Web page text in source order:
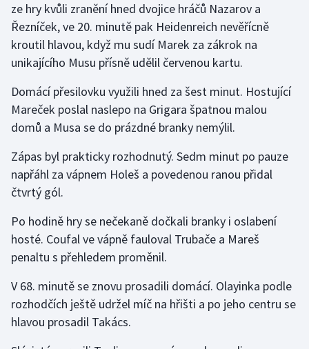
Sportovní střelba
Stolní tenis
Triatlon
Veslování
Vodní slalom
Volejbal
Ostatní
ze hry kvůli zranění hned dvojice hráčů Nazarov a
Řezníček, ve 20. minutě pak Heidenreich nevěřícně
kroutil hlavou, když mu sudí Marek za zákrok na
unikajícího Musu přísně udělil červenou kartu.
Domácí přesilovku využili hned za šest minut. Hostující
Mareček poslal naslepo na Grigara špatnou malou
domů a Musa se do prázdné branky nemýlil.
Zápas byl prakticky rozhodnutý. Sedm minut po pauze
napřáhl za vápnem Holeš a povedenou ranou přidal
čtvrtý gól.
Po hodině hry se nečekaně dočkali branky i oslabení
hosté. Coufal ve vápně fauloval Trubače a Mareš
penaltu s přehledem proměnil.
V 68. minutě se znovu prosadili domácí. Olayinka podle
rozhodčích ještě udržel míč na hřišti a po jeho centru se
hlavou prosadil Takács.